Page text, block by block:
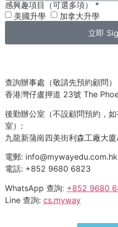
感興趣項目（可選多項） *
美國升學
加拿大升學
立即
查詢辦事處（敬請先預約顧問）
香港灣仔盧押道 23號 The
後勤辦公室（不設顧問預約，
室）:
九龍新蒲崗四美街利森工廠大
電郵: info@mywayedu.com.hk
電話: +852 9680 6823
WhatsApp 查詢: +852 9680
Line 查詢: cs.myway